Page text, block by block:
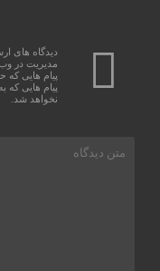
دیدگاه های
مدیریت در
پیام هایی که
پیام هایی که
نخواهد شد.